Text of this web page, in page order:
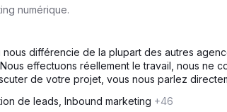
numérique.
nous différencie de la plupart des autres
effectuons réellement le travail, nous ne
de votre projet, vous nous parlez
de leads, Inbound marketing +46